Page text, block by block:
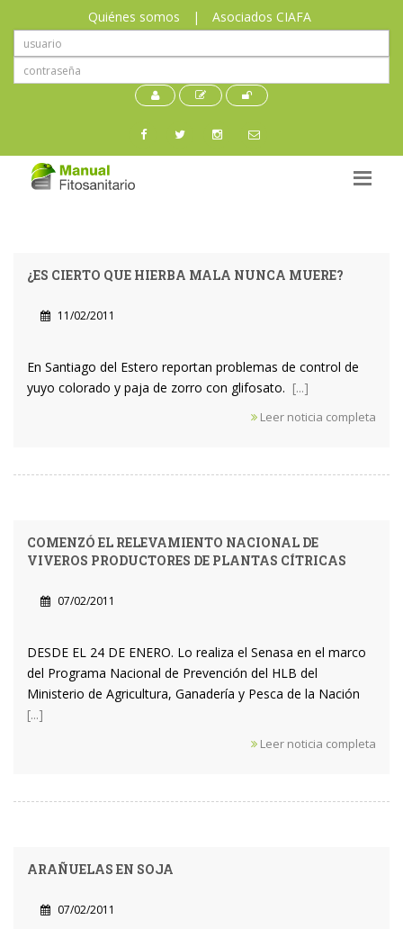
Quiénes somos | Asociados CIAFA
¿ES CIERTO QUE HIERBA MALA NUNCA MUERE?
11/02/2011
En Santiago del Estero reportan problemas de control de
yuyo colorado y paja de zorro con glifosato. [...]
Leer noticia completa
COMENZÓ EL RELEVAMIENTO NACIONAL DE
VIVEROS PRODUCTORES DE PLANTAS CÍTRICAS
07/02/2011
DESDE EL 24 DE ENERO. Lo realiza el Senasa en el marco
del Programa Nacional de Prevención del HLB del
Ministerio de Agricultura, Ganadería y Pesca de la Nación
[...]
Leer noticia completa
ARAÑUELAS EN SOJA
07/02/2011